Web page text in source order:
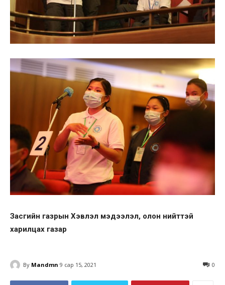
Засгийн газрын Хэвлэл мэдээлэл, олон нийттэй
харилцах газар
By Mandmn 9 сар 15, 2021 0